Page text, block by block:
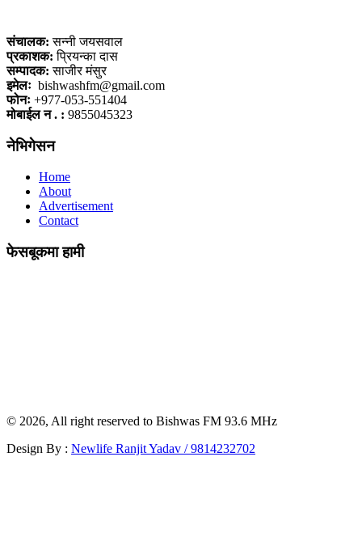
संचालक: सन्नी जयसवाल
प्रकाशक: प्रियन्का दास
सम्पादक: साजीर मंसुर
इमेलः bishwashfm@gmail.com
फोनः +977-053-551404
मोबाईल न . : 9855045323
नेभिगेसन
Home
About
Advertisement
Contact
फेसबूकमा हामी
© 2026, All right reserved to Bishwas FM 93.6 MHz
Design By : Newlife Ranjit Yadav /9814232702